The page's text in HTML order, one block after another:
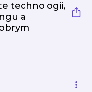
technologii,
a